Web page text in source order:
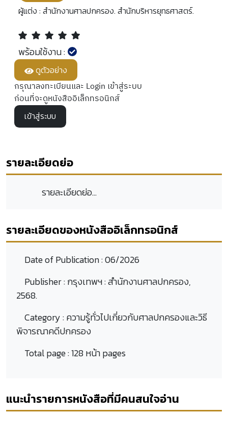
ผู้แต่ง : สำนักงานศาลปกครอง. สำนักบริหารยุทธศาสตร์.
พร้อมใช้งาน :
ดูตัวอย่าง
กรุณาลงทะเบียนและ Login เข้าสู่ระบบ
ก่อนที่จะดูหนังสืออิเล็กทรอนิกส์
เข้าสู่ระบบ
รายละเอียดย่อ
รายละเอียดย่อ...
รายละเอียดของหนังสืออิเล็กทรอนิกส์
Date of Publication :06/2026
Publisher :กรุงเทพฯ : สำนักงานศาลปกครอง,
2568.
Category :ความรู้ทั่วไปเกี่ยวกับศาลปกครองและวิธี
พิจารณาคดีปกครอง
Total page :128 หน้า pages
แนะนำรายการหนังสือที่มีคนสนใจอ่าน